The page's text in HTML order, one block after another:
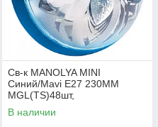
Св-к MANOLYA MINI
Синий/Mavi E27 230MM
MGL(TS)48шт,
В наличии